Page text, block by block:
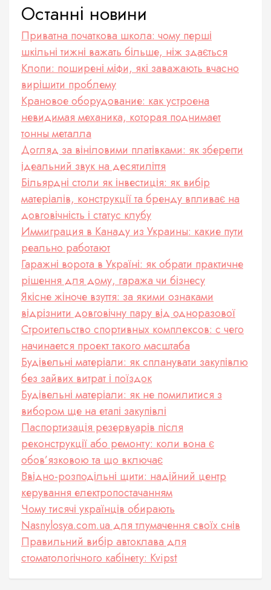
Останні новини
Приватна початкова школа: чому перші
шкільні тижні важать більше, ніж здається
Клопи: поширені міфи, які заважають вчасно
вирішити проблему
Крановое оборудование: как устроена
невидимая механика, которая поднимает
тонны металла
Догляд за вініловими платівками: як зберегти
ідеальний звук на десятиліття
Більярдні столи як інвестиція: як вибір
матеріалів, конструкції та бренду впливає на
довговічність і статус клубу
Иммиграция в Канаду из Украины: какие пути
реально работают
Гаражні ворота в Україні: як обрати практичне
рішення для дому, гаража чи бізнесу
Якісне жіноче взуття: за якими ознаками
відрізнити довговічну пару від одноразової
Строительство спортивных комплексов: с чего
начинается проект такого масштаба
Будівельні матеріали: як спланувати закупівлю
без зайвих витрат і поїздок
Будівельні матеріали: як не помилитися з
вибором ще на етапі закупівлі
Паспортизація резервуарів після
реконструкції або ремонту: коли вона є
обов’язковою та що включає
Ввідно-розподільні щити: надійний центр
керування електропостачанням
Чому тисячі українців обирають
Nasnylosya.com.ua для тлумачення своїх снів
Правильний вибір автоклава для
стоматологічного кабінету: Kvipst